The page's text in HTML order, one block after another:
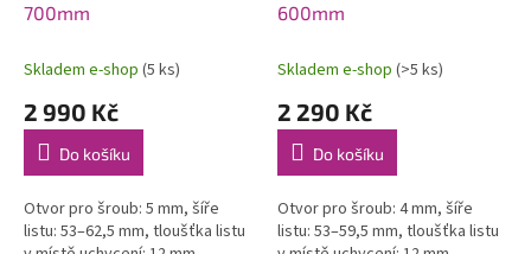
700mm
Skladem e-shop (5 ks)
2 990 Kč
Do košíku
Otvor pro šroub: 5 mm, šíře
listu: 53–62,5 mm, tloušťka listu
600mm
Skladem e-shop (>5 ks)
2 290 Kč
Do košíku
Otvor pro šroub: 4 mm, šíře
listu: 53–59,5 mm, tloušťka listu